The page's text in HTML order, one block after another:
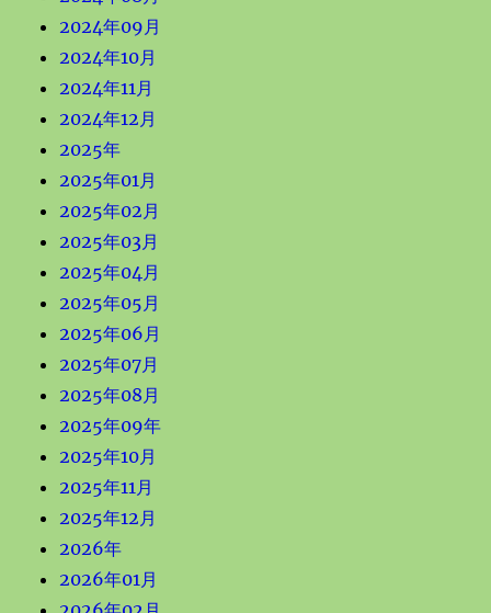
2024年09月
2024年10月
2024年11月
2024年12月
2025年
2025年01月
2025年02月
2025年03月
2025年04月
2025年05月
2025年06月
2025年07月
2025年08月
2025年09年
2025年10月
2025年11月
2025年12月
2026年
2026年01月